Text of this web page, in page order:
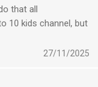
that all
10 kids channel, but
instead i have
need to go back
27/11/2025